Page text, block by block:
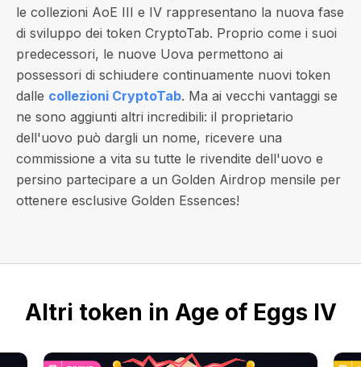
le collezioni AoE III e IV rappresentano la nuova fase
di sviluppo dei token CryptoTab. Proprio come i suoi
predecessori, le nuove Uova permettono ai
possessori di schiudere continuamente nuovi token
dalle collezioni CryptoTab. Ma ai vecchi vantaggi se
ne sono aggiunti altri incredibili: il proprietario
dell'uovo può dargli un nome, ricevere una
commissione a vita su tutte le rivendite dell'uovo e
persino partecipare a un Golden Airdrop mensile per
ottenere esclusive Golden Essences!
Altri token in Age of Eggs IV